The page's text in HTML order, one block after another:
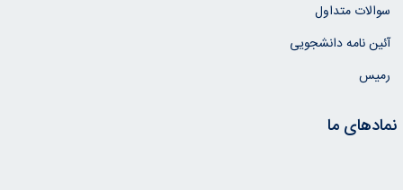
سوالات متداول
آئین نامه دانشجویی
رمیس
نمادهای ما